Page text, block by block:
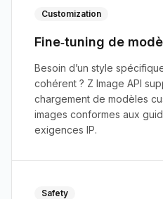
Customization
Fine‑tuning de
Besoin d’un style
cohérent ? Z Image API
chargement de modèles
images conformes aux
exigences IP.
Safety